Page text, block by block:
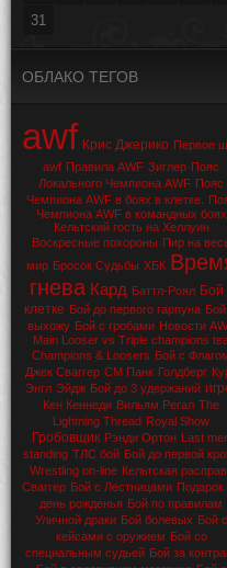
31
ОБЛАКО ТЕГОВ
awf Крис Джерико Первое
awf Правила AWF Зиглер Пояс
Локального Чемпиона AWF Пояс
Чемпиона AWF в боях в клетке.
Чемпиона AWF в командных боях
Кельтский гость на Хеллуин
Воскресные похороны Пир на
мир Бросок Судьбы ХБК
гнева Кард Баттл-Роял Бой
клетке Бой до первого гарпуна
выхожу Бой с гробами Новости
Main Looser vs Triple champions
Champions & Loosers Бой с
Джек Сваггер СМ Панк Голдберг
Энгл Эйдж Бой до 3 удержаний
Кен Кеннеди Вильям Регал The
Lightning Thread Royal Show
Гробовщик Рэнди Ортон Last
standing ТЛС бой Бой до первой
Wrestling on-line Кельтская
Сваггер Бой с Лестницами Подарок
день рожденья Бой по правилам
Уличной драки Бой болевых Бой с
кейсами с оружием Бой со
специальным судьей Бой за